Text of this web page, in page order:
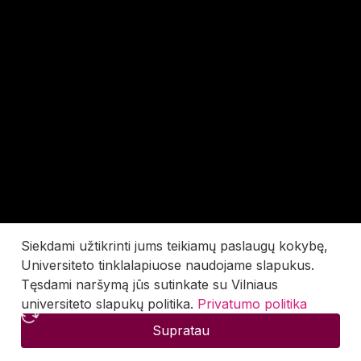
Siekdami užtikrinti jums teikiamų paslaugų kokybę,
Universiteto tinklalapiuose naudojame slapukus.
Tęsdami naršymą jūs sutinkate su Vilniaus
universiteto slapukų politika. Privatumo politika
Supratau